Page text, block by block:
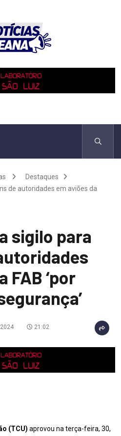
Destaques
de autoridades em aviões da
sigilo para
FAB ‘por
21:02
(TCU) aprovou na terça-feira, 30,